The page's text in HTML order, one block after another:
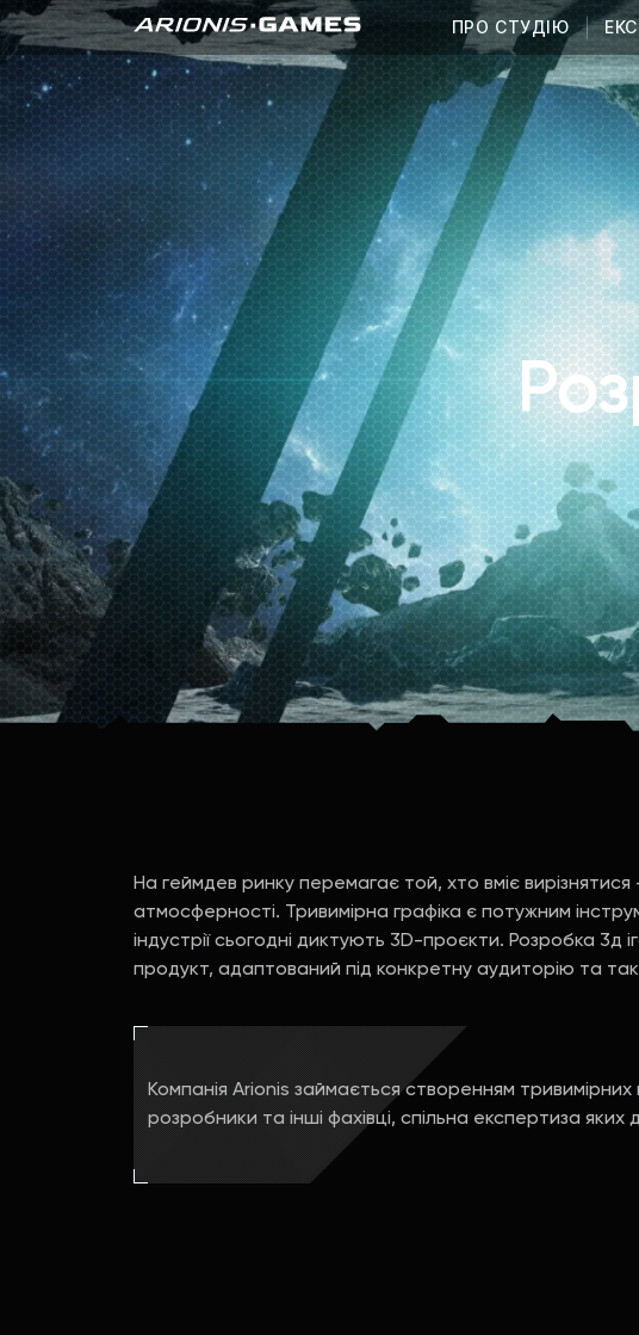
ПРО СТУДІЮ
На геймдев ринку перемагає той, хто вміє
атмосферності. Тривимірна графіка є потужним
індустрії сьогодні диктують 3D-проєкти. Розробка 3д
продукт, адаптований під конкретну аудиторію та
Компанія Arionis займається створенням
розробники та інші фахівці, спільна експертиза